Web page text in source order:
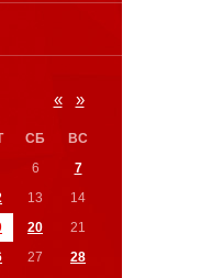
« »
СБ
ВС
6
7
13
14
20
21
27
28